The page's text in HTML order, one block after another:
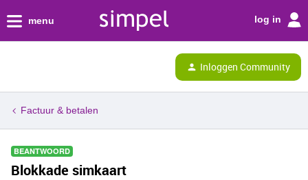
menu log in
Inloggen Community
Factuur & betalen
BEANTWOORD
Blokkade simkaart